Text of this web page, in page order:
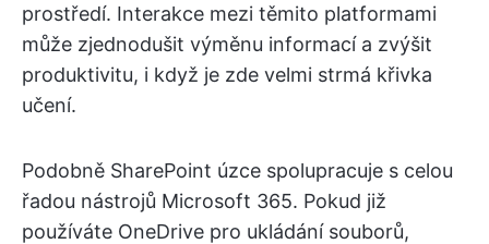
prostředí. Interakce mezi těmito platformami
může zjednodušit výměnu informací a zvýšit
produktivitu, i když je zde velmi strmá křivka
učení.
Podobně SharePoint úzce spolupracuje s celou
řadou nástrojů Microsoft 365. Pokud již
používáte OneDrive pro ukládání souborů,